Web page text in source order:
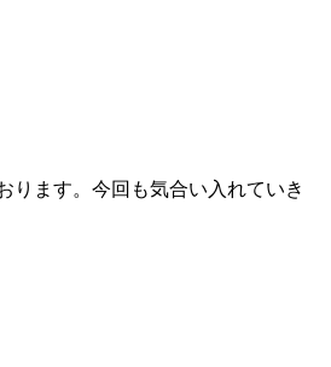
ります。今回も気合い入れていき